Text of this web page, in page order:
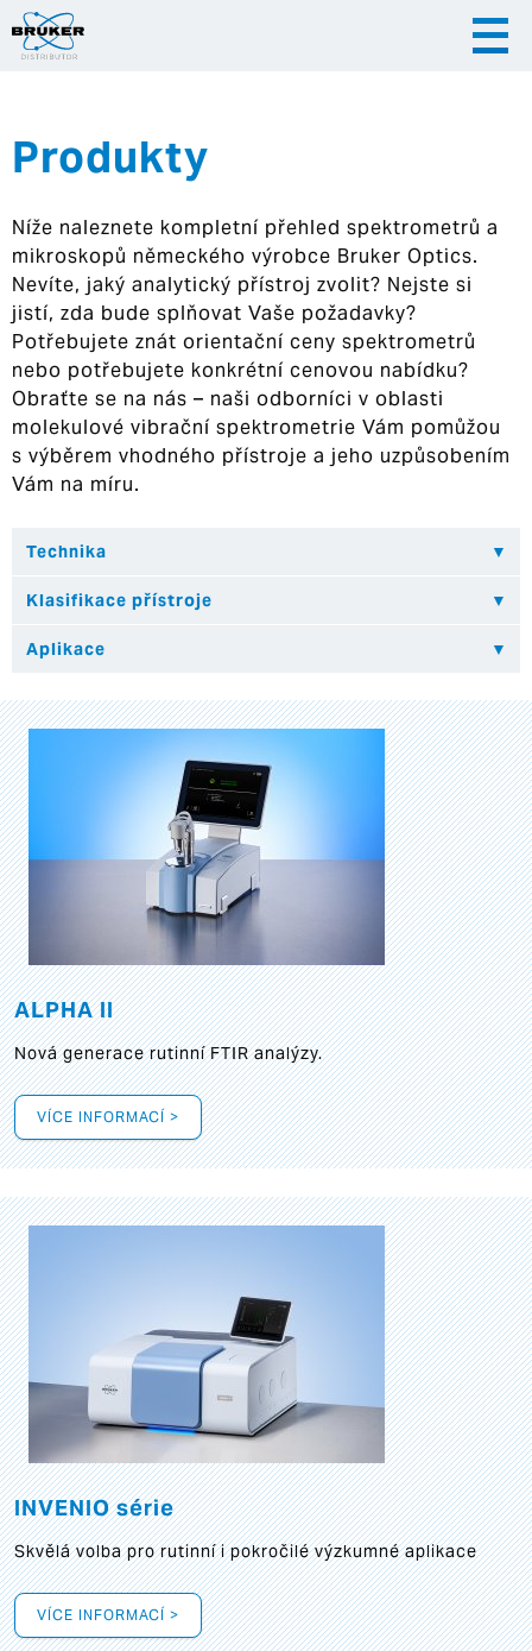
|
Hrvatska
Produkty
Níže naleznete kompletní přehled spektrometrů a
mikroskopů německého výrobce Bruker Optics.
Nevíte, jaký analytický přístroj zvolit? Nejste si
jistí, zda bude splňovat Vaše požadavky?
Potřebujete znát orientační ceny spektrometrů
nebo potřebujete konkrétní cenovou nabídku?
Obraťte se na nás – naši odborníci v oblasti
molekulové vibrační spektrometrie Vám pomůžou
s výběrem vhodného přístroje a jeho uzpůsobením
Vám na míru.
ALPHA II
Nová generace rutinní FTIR analýzy.
VÍCE INFORMACÍ >
INVENIO série
Skvělá volba pro rutinní i pokročilé výzkumné aplikace
VÍCE INFORMACÍ >